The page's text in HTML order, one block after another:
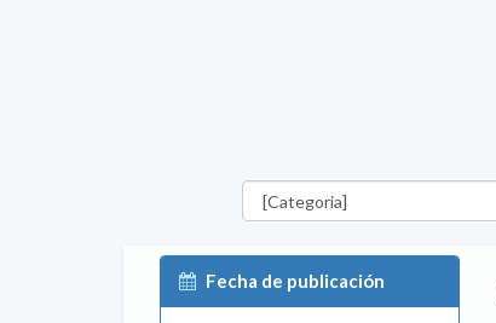
Categorías
Fecha de publicación